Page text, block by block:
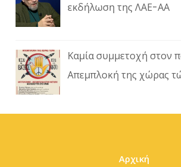
εκδήλωση της ΛΑΕ-ΑΑ
Καμία συμμετοχή στον
Απεμπλοκή της χώρας
Αρχική